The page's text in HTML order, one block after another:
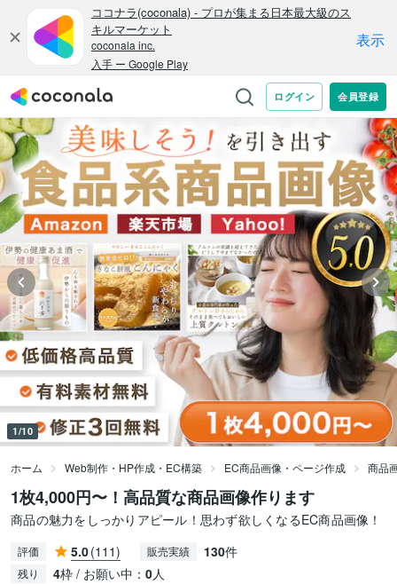
1/10
ホーム Web制作・HP作成・EC構築 EC商品画像・ページ作成 商品
1枚4,000円〜！高品質な商品画像作ります
商品の魅力をしっかりアピール！思わず欲しくなるEC商品画像！
評価 5.0(111) 販売実績 130件
残り 4枠 / お願い中： 0人